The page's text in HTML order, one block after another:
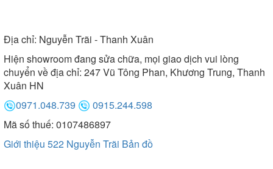
Địa chỉ: Nguyễn Trãi - Thanh Xuân
Hiện showroom đang sửa chữa, mọi giao dịch vui lòng
chuyển về địa chỉ: 247 Vũ Tông Phan, Khương Trung, Thanh
Xuân HN
0971.048.739
0915.244.598
Mã số thuế: 0107486897
Giới thiệu 522 Nguyễn Trãi Bản đồ